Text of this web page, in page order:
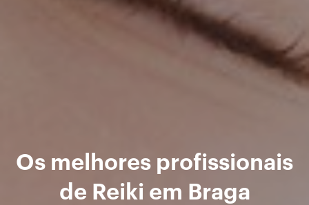
Os melhores profissionais
de Reiki em Braga